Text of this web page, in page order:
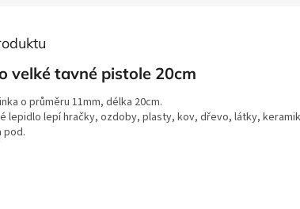
velké tavné pistole 20cm
o průměru 11mm, délka 20cm.
lepidlo lepí hračky, ozdoby, plasty, kov, dřevo, látky,
pod.